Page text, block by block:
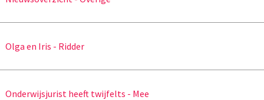
Olga en Iris - Ridder
Onderwijsjurist heeft twijfelts - Mee